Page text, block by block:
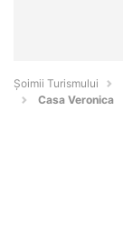
Șoimii Turismului
Casa Veronica